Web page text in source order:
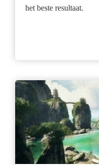
het beste resultaat.